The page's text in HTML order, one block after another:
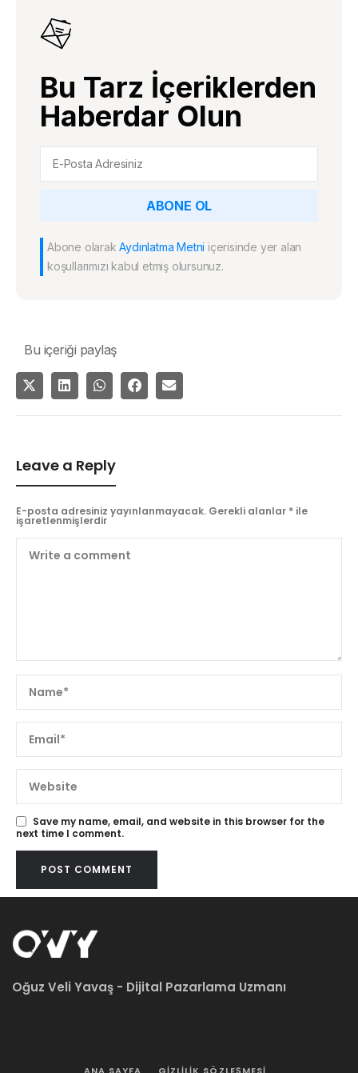
Bu Tarz İçeriklerden
Haberdar Olun
ABONE OL
Abone olarakAydınlatma Metni içerisinde yer alan
koşullarımızı kabul etmiş olursunuz.
Bu içeriği paylaş
Leave a Reply
E-posta adresiniz yayınlanmayacak. Gerekli alanlar * ile
işaretlenmişlerdir
Save my name, email, and website in this browser for the
next time I comment.
Oğuz Veli Yavaş - Dijital Pazarlama Uzmanı
ANA SAYFA GIZLILIK SÖZLEŞMESI